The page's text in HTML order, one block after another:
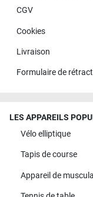
CGV
Cookies
Livraison
Formulaire de
LES APPAREILS
Vélo elliptique
Tapis de course
Appareil de